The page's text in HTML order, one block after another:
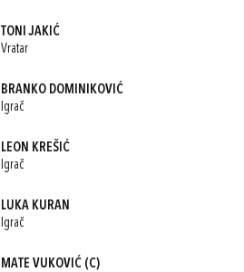
TONI JAKIĆ
Vratar
BRANKO DOMINIKOVIĆ
Igrač
LEON KREŠIĆ
Igrač
LUKA KURAN
Igrač
MATE VUKOVIĆ(C)